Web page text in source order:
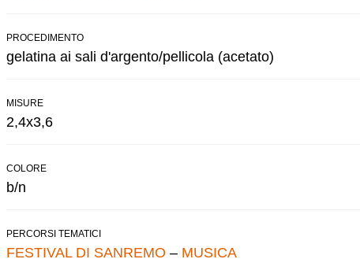
PROCEDIMENTO
gelatina ai sali d'argento/pellicola (acetato)
MISURE
2,4x3,6
COLORE
b/n
PERCORSI TEMATICI
FESTIVAL DI SANREMO – MUSICA